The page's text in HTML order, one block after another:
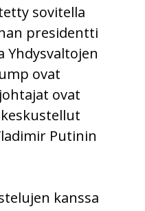
sovitella
presidentti
Yhdysvaltojen
ovat
ovat
Putinin
kanssa